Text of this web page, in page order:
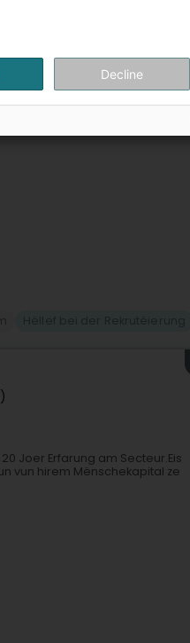
Erfahrung am Beräich
der Schwäiz,
Joer Erfarung am Secteur.Eis
vun hirem Mënschekapital ze
Decline